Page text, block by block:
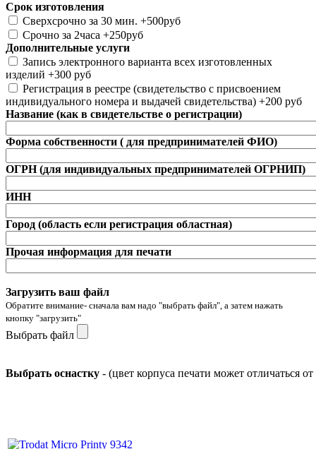
Срок изготовления
Сверхсрочно за 30 мин. +500руб
Срочно за 2часа +250руб
Дополнительные услуги
Запись электронного варианта всех изготовленных
изделий +300 руб
Регистрация в реестре (свидетельство с присвоением
индивидуального номера и выдачей свидетельства) +200 руб
Название (как в свидетельстве о регистрации)
Форма собственности ( для предпринимателей ФИО)
ОГРН (для индивидуальных предпринимателей ОГРНИП)
ИНН
Город (область если регистрация областная)
Прочая информация для печати
Загрузить ваш файл
Обратите внимание- сначала вам надо "выбрать файл", а затем нажать
кнопку "загрузить"
Выбрать файл
Выбрать оснастку - (цвет корпуса печати может отличаться